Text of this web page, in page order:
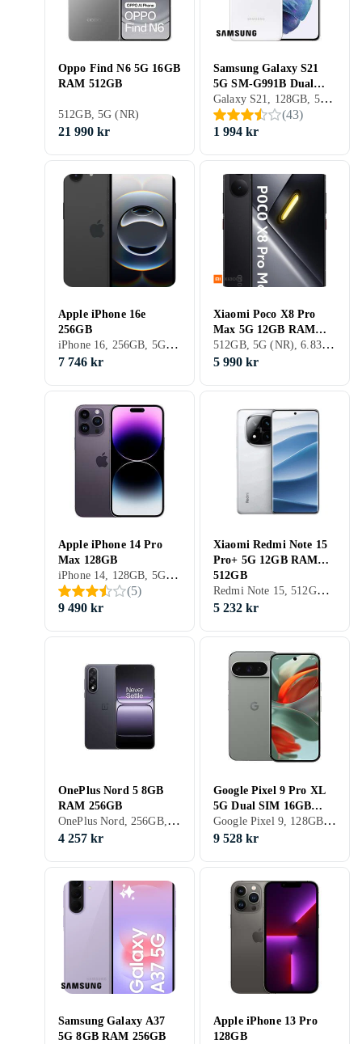
Oppo Find N6 5G 16GB
RAM 512GB
512GB, 5G (NR)
21 990 kr
Samsung Galaxy S21
5G SM-G991B Dual
SIM 8GB RAM 128GBGalaxy S21, 128GB, 5G (NR), 6.2 tum, 8GB, 2021
(43)
1 994 kr
Apple iPhone 16e
256GB
iPhone 16, 256GB, 5G (NR), 6.1 tum, 8GB, 2025
7 746 kr
Xiaomi Poco X8 Pro
Max 5G 12GB RAM
512GB
512GB, 5G (NR), 6.83 tum, 12GB
5 990 kr
Apple iPhone 14 Pro
Max 128GB
iPhone 14, 128GB, 5G (NR), 6.7 tum, 6GB, 2022
(5)
9 490 kr
Xiaomi Redmi Note 15
Pro+ 5G 12GB RAM
512GB
Redmi Note 15, 512GB, 5G (NR), 6.83 tum, 12GB, 2026
5 232 kr
OnePlus Nord 5 8GB
RAM 256GB
OnePlus Nord, 256GB, 5G (NR), 6.83 tum, 8GB, 2025
4 257 kr
Google Pixel 9 Pro XL
5G Dual SIM 16GB
RAM 128GB
Google Pixel 9, 128GB, 5G (NR), 6.8 tum, 16GB, 2024
9 528 kr
Samsung Galaxy A37
5G 8GB RAM 256GB
Apple iPhone 13 Pro
128GB